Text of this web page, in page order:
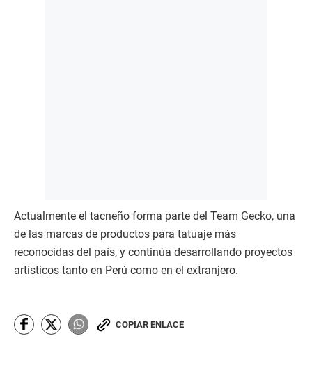
Actualmente el tacneño forma parte del Team Gecko, una
de las marcas de productos para tatuaje más
reconocidas del país, y continúa desarrollando proyectos
artísticos tanto en Perú como en el extranjero.
COPIAR ENLACE